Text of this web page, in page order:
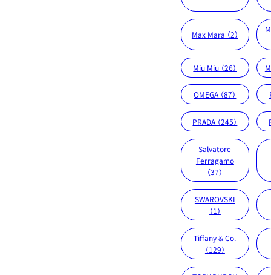
Max Mara （2）
Miu Miu （26）
OMEGA （87）
PRADA （245）
Salvatore
Ferragamo
（37）
SWAROVSKI
（1）
Tiffany & Co.
（129）